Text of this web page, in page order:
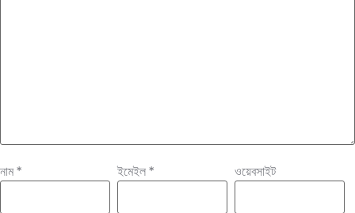
নাম* ইমেইল * ওয়েবসাইট